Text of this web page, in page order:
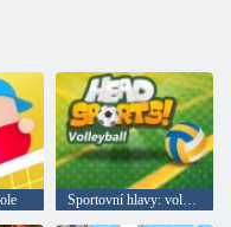
Sportovní hlavy: volejbal